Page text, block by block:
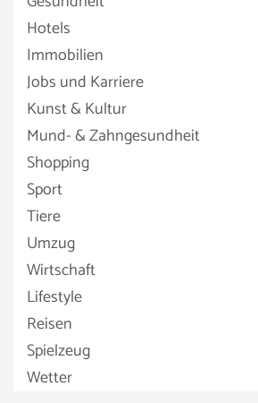
Hotels
Immobilien
Jobs und Karriere
Kunst & Kultur
Mund- & Zahngesundheit
Shopping
Sport
Tiere
Umzug
Wirtschaft
Lifestyle
Reisen
Spielzeug
Wetter